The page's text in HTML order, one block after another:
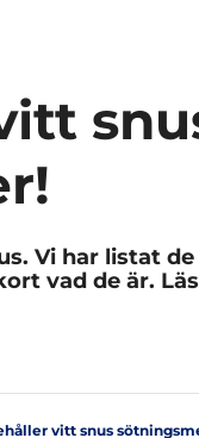
Vi har listat
vad de är. Läs
vitt snus